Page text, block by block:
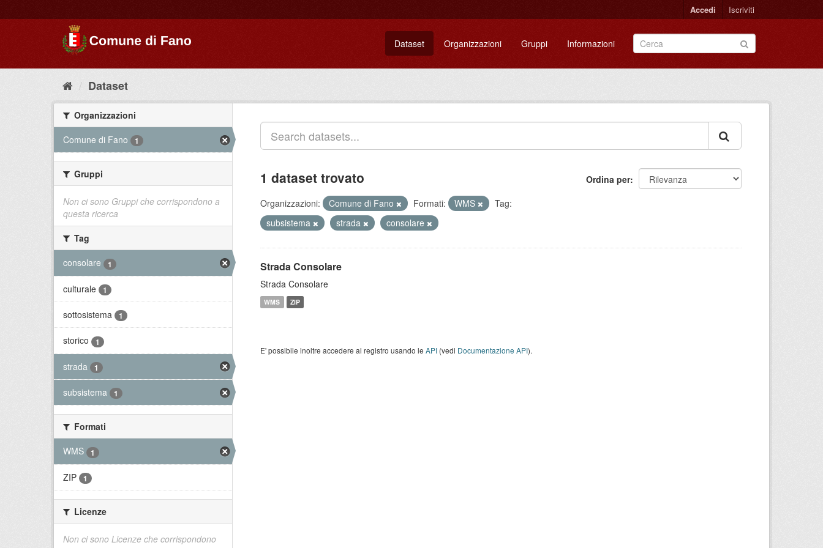
Accedi Iscriviti
Dataset Organizzazioni Gruppi Informazioni
Dataset
Organizzazioni
Comune di Fano
1
Gruppi
Non ci sono Gruppi che corrispondono a
questa ricerca
Tag
consolare
1
culturale 1
sottosistema 1
storico 1
strada 1
subsistema 1
Formati
WMS
1
ZIP 1
Licenze
Non ci sono Licenze che corrispondono
Ordina per
1 dataset trovato
Organizzazioni: Comune di Fano Formati: WMS
Tag:
subsistema
strada consolare
Strada Consolare
Strada Consolare
WMS ZIP
E' possibile inoltre accedere al registro usando le API (vedi Documentazione API).